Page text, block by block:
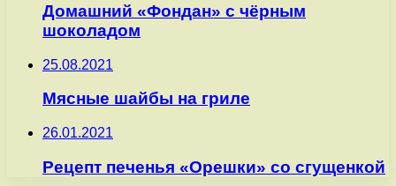
Домашний «Фондан» с чёрным
шоколадом
25.08.2021
Мясные шайбы на гриле
26.01.2021
Рецепт печенья «Орешки» со сгущенкой